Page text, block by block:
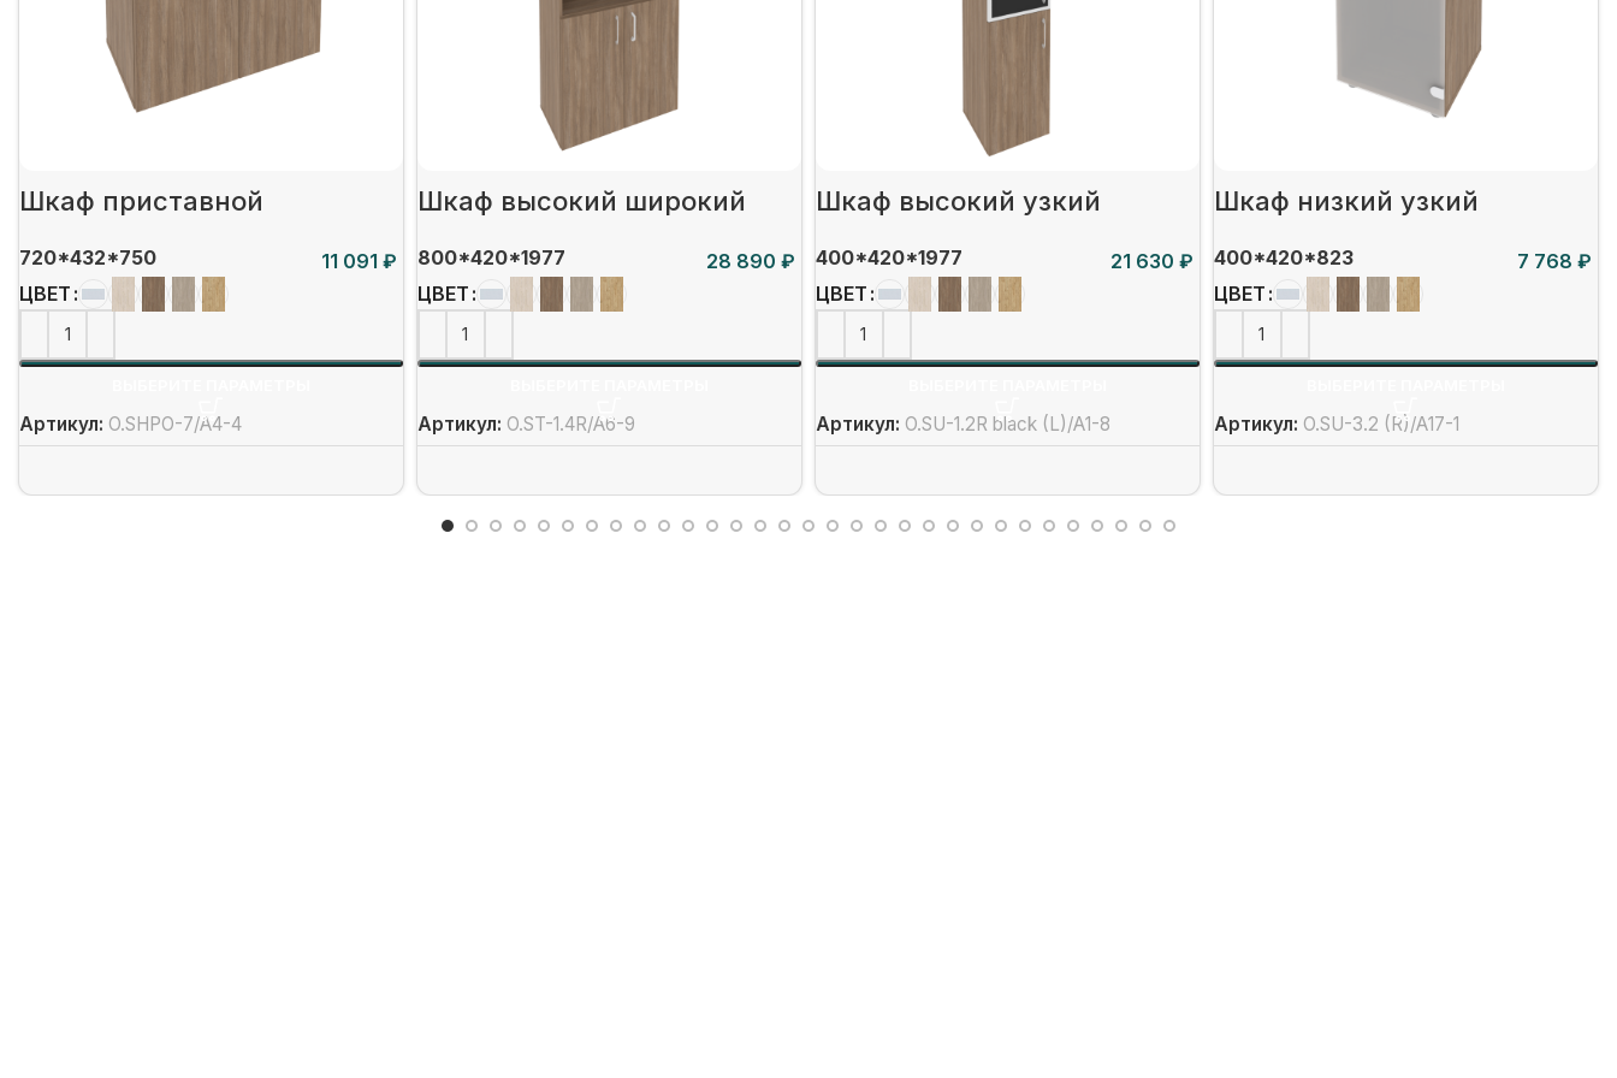
Шкаф приставной
720*432*750
₽
ЦВЕТ
Артикул: O.SHPO-7/А4-4
Шкаф высокий широкий
800*420*1977
₽
ЦВЕТ
Артикул: O.ST-1.4R/А6-9
Шкаф высокий узкий
400*420*1977
₽
ЦВЕТ
Артикул: O.SU-1.2R black (L)/А1-8
Шкаф низкий узкий
400*420*823
₽
ЦВЕТ
Артикул: O.SU-3.2 (R)/А17-1